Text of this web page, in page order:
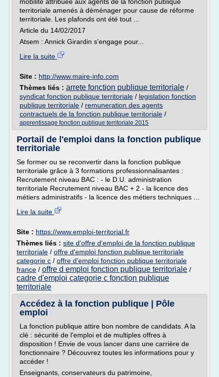
territoriale amenés à déménager pour cause de réforme
territoriale. Les plafonds ont été tout ...
Article du 14/02/2017
Atsem : Annick Girardin s'engage pour...
Lire la suite
Site : http://www.maire-info.com
Thèmes liés : arrete fonction publique territoriale /
syndicat fonction publique territoriale / legislation fonction
publique territoriale / remuneration des agents
contractuels de la fonction publique territoriale /
apprentissage fonction publique territoriale 2015
Portail de l'emploi dans la fonction publique
territoriale
Se former ou se reconvertir dans la fonction publique
territoriale grâce à 3 formations professionnalisantes :
Recrutement niveau BAC : - le D.U. administration
territoriale Recrutement niveau BAC + 2 - la licence des
métiers administratifs - la licence des métiers techniques ...
Lire la suite
Site : https://www.emploi-territorial.fr
Thèmes liés : site d'offre d'emploi de la fonction publique
territoriale / offre d'emploi fonction publique territoriale
categorie c / offre d'emploi fonction publique territoriale
france / offre d emploi fonction publique territoriale /
cadre d'emploi categorie c fonction publique
territoriale
Accédez à la fonction publique | Pôle
emploi
La fonction publique attire bon nombre de candidats. A la
clé : sécurité de l'emploi et de multiples offres à
disposition ! Envie de vous lancer dans une carrière de
fonctionnaire ? Découvrez toutes les informations pour y
accéder !
Enseignants, conservateurs du patrimoine,